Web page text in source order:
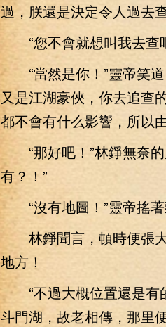
過，朕還是決定令人過去
“您不會就想叫我去查
“當然是你！”靈帝笑道
又是江湖豪俠，你去追查
都不會有什么影響，所以
“那好吧！”林錚無奈的
有？！”
“沒有地圖！”靈帝搖著
林錚聞言，頓時便張大
地方！
“不過大概位置還是有的
斗門湖，故老相傳，那里